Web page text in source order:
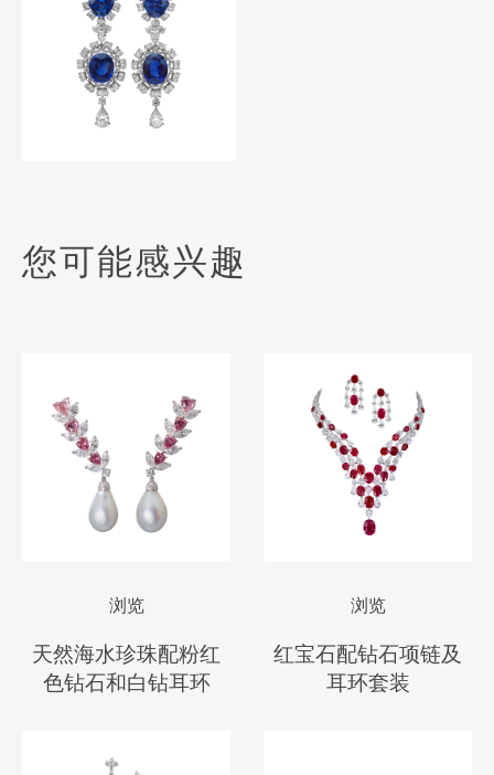
您可能感兴趣
浏览
天然海水珍珠配粉红
色钻石和白钻耳环
浏览
红宝石配钻石项链及
耳环套装